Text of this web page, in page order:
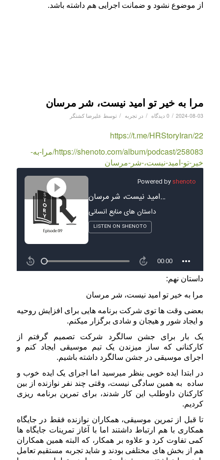
از موضوع نشود و ضمانت اجرایی هم داشته باشد.
مرا به خیر تو امید نیست، شر مرسان
2024-08-03
/ 0 دیدگاه / در تجربه / توسط علیرضا کشتگر
https://t.me/HRStoryIran/22
https://shenoto.com/album/podcast/258083/مرا-به-
خیر-تو-امید-نیست،-شر-مرسان
داستان نهم:
مرا به خیر تو امید نیست، شر مرسان
بعضی وقت ها توی شرکت برنامه هایی برای افزایش روحیه
و ایجاد شور و هیجان و شادی برگزار میکنم.
یک بار برای جشن سالگرد شرکت تصمیم گرفتم از
کارکنانی که ساز میزندن یک تیم موسیقی ایجاد کنم و
اجرای موسیقی در جشن سالگرد داشته باشیم.
در ابتدا ایده خوبی بنظر میرسید اما اجرای یک ایده خوب و
ساده به همین سادگی نیست، وقتی چند نفر نوازنده از بین
کارکنان داوطلب این کار شدند، برای تمرین برنامه ریزی
کردیم.
تا قبل از تمرین موسیقی، همکاران نوازنده فقط در جایگاه
همکاری با هم ارتباط داشتند اما با آغاز تمرینات جایگاه ها
کمی تفاوت کرد و علاوه بر همکار، که البته همین همکاران
هم از بخش های مختلفی بودند و شاید تجربه مستقیم تعامل